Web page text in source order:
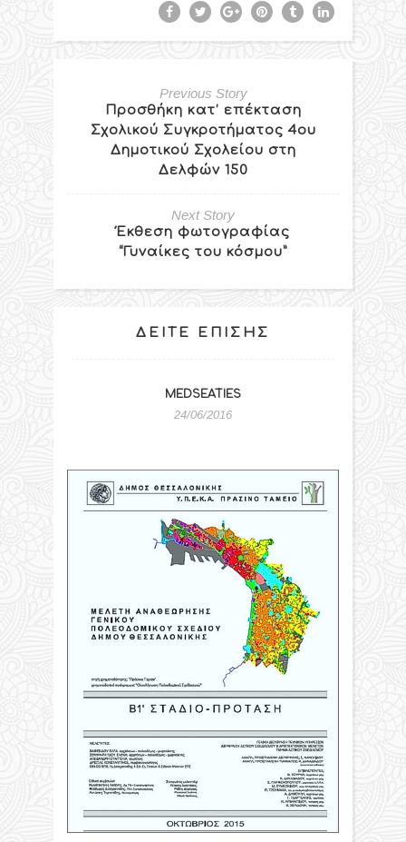
Previous Story
Προσθήκη κατ’ επέκταση
Σχολικού Συγκροτήματος 4ου
Δημοτικού Σχολείου στη
Δελφών 150
Next Story
Έκθεση φωτογραφίας
“Γυναίκες του κόσμου”
ΔΕΊΤΕ ΕΠΊΣΗΣ
MEDSEATIES
24/06/2016